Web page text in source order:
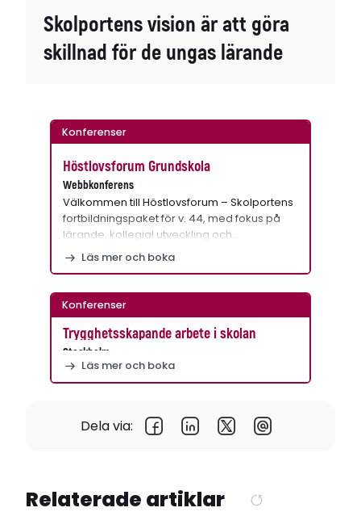
Skolportens vision är att göra
skillnad för de ungas lärande
Konferenser
Höstlovsforum Grundskola
Webbkonferens
Välkommen till Höstlovsforum – Skolportens
fortbildningspaket för v. 44, med fokus på
lärande, kollegial utveckling och…
Läs mer och boka
Konferenser
Trygghetsskapande arbete i skolan
Stockholm
Läs mer och boka
Dela via:
Relaterade artiklar